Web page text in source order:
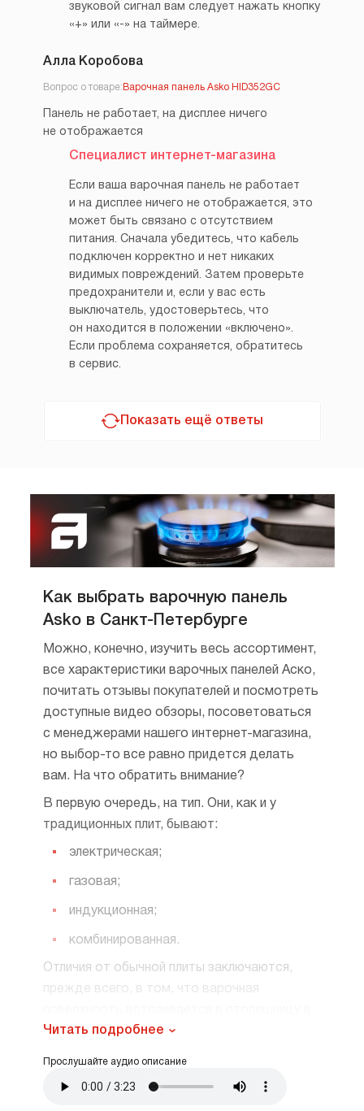
звуковой сигнал вам следует нажать кнопку
«+» или «-» на таймере.
Алла Коробова
Вопрос о товаре: Варочная панель Asko HID352GC
Панель не работает, на дисплее ничего
не отображается
Специалист интернет-магазина
Если ваша варочная панель не работает
и на дисплее ничего не отображается, это
может быть связано с отсутствием
питания. Сначала убедитесь, что кабель
подключен корректно и нет никаких
видимых повреждений. Затем проверьте
предохранители и, если у вас есть
выключатель, удостоверьтесь, что
он находится в положении «включено».
Если проблема сохраняется, обратитесь
в сервис.
Показать ещё ответы
Как выбрать варочную панель
Asko в Санкт-Петербурге
Можно, конечно, изучить весь ассортимент,
все характеристики варочных панелей Аско,
почитать отзывы покупателей и посмотреть
доступные видео обзоры, посоветоваться
с менеджерами нашего интернет-магазина,
но выбор-то все равно придется делать
вам. На что обратить внимание?
В первую очередь, на тип. Они, как и у
традиционных плит, бывают:
электрическая;
газовая;
индукционная;
комбинированная.
Отличия от обычной плиты заключаются,
прежде всего, в том, что варочная
любом удобном для вас месте, занимает
можно (и даже лучше) размещать не под
Читать подробнее
Прослушайте аудио описание